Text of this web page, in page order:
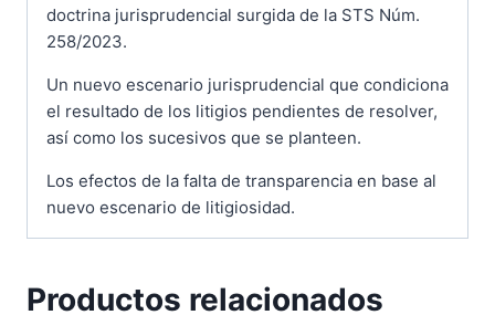
doctrina jurisprudencial surgida de la STS Núm.
258/2023.
Un nuevo escenario jurisprudencial que condiciona
el resultado de los litigios pendientes de resolver,
así como los sucesivos que se planteen.
Los efectos de la falta de transparencia en base al
nuevo escenario de litigiosidad.
Productos relacionados